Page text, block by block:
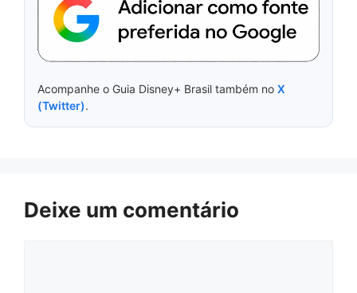
Acompanhe o Guia Disney+ Brasil também no X
(Twitter).
Deixe um comentário